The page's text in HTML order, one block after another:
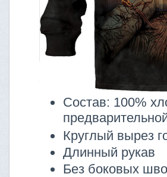
Характеристики:
Состав: 100%
Круглый вырез
Длинный рукав
Без боковых